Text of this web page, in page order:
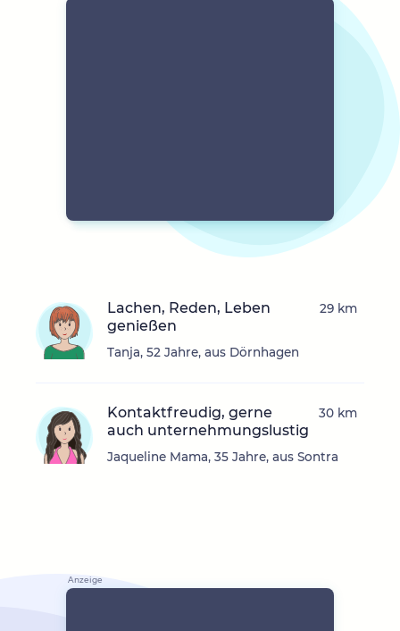
Lachen, Reden, Leben
genießen
Tanja, 52 Jahre, aus Dörnhagen
29 km
Kontaktfreudig, gerne
auch unternehmungslustig
Jaqueline Mama, 35 Jahre, aus Sontra
30 km